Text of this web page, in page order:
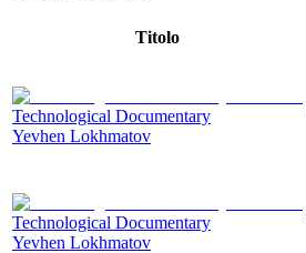
Titolo
Technological Documentary
Yevhen Lokhmatov
Technological Documentary
Yevhen Lokhmatov